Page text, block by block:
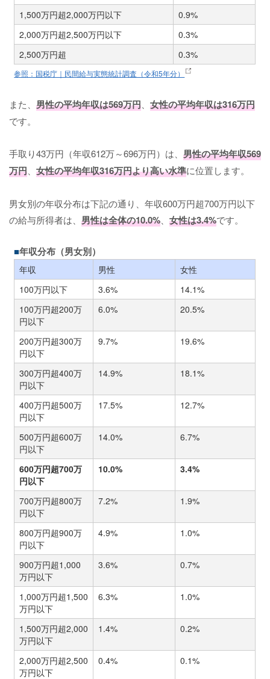
1,500万円超2,000万円以下
0.9%
2,000万円超2,500万円以下
0.3%
2,500万円超
0.3%
参照：国税庁｜民間給与実態統計調査（令和5年分）
また、 男性の平均年収は569万円 女性の平均年収は316万円
です。
手取り43万円（年収612万～696万円）は、 男性の平均年収569
万円
女性の平均年収316万円より高い水準に位置します。
男女別の年収分布は下記の通り、年収600万円超700万円以下
の給与所得者は、 男性は全体の10.0% 女性は3.4%です。
年収分布（男女別）
年収 男性
女性
100万円以下
3.6%
14.1%
100万円超200万
円以下
6.0% 20.5%
200万円超300万
円以下
9.7% 19.6%
300万円超400万
円以下
14.9% 18.1%
400万円超500万
円以下
17.5% 12.7%
500万円超600万
円以下
14.0% 6.7%
600万円超700万
円以下
10.0% 3.4%
700万円超800万
円以下
7.2% 1.9%
800万円超900万
円以下
4.9% 1.0%
900万円超1,000
万円以下
3.6% 0.7%
1,000万円超1,500
万円以下
6.3% 1.0%
1,500万円超2,000
万円以下
1.4% 0.2%
2,000万円超2,500
万円以下
0.4% 0.1%